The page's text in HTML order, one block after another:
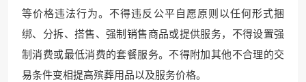
等价格违法行为。不得违反公平自愿原则以任何形式捆
绑、分拆、搭售、强制销售商品或提供服务，不得设置强
制消费或最低消费的套餐服务。不得附加其他不合理的交
易条件变相提高殡葬用品以及服务价格。